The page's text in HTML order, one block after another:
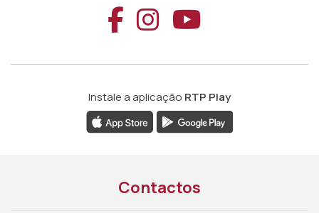
Aceder ao
Aceder ao
Aceder
Instale a aplicação RTP Play
Contactos